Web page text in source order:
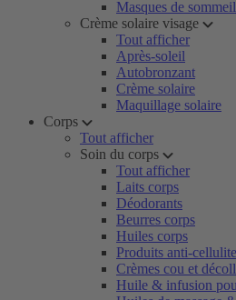
Masques de sommeil
Crème solaire visage
Tout afficher
Après-soleil
Autobronzant
Crème solaire
Maquillage solaire
Corps
Tout afficher
Soin du corps
Tout afficher
Laits corps
Déodorants
Beurres corps
Huiles corps
Produits anti-cellulite
Crèmes cou et
Huile & infusion